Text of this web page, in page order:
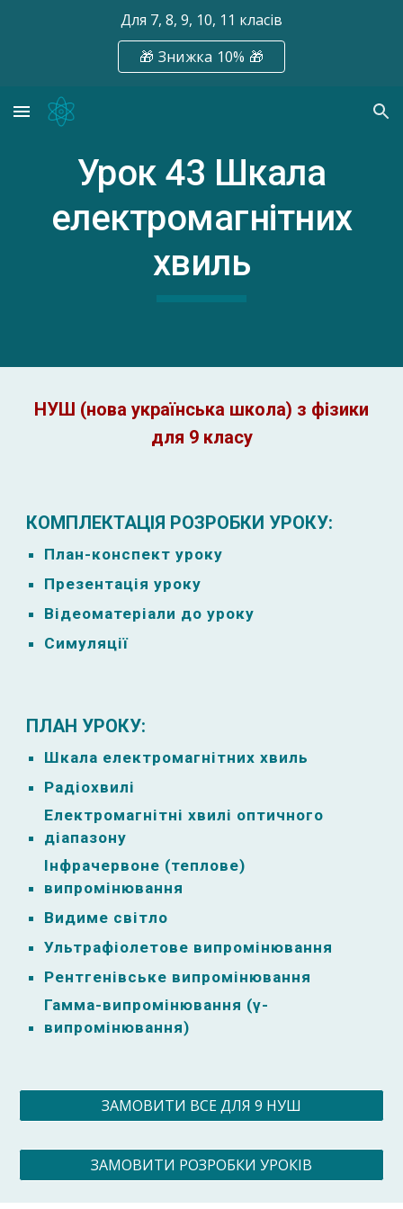
Skip to main content
Для 7, 8, 9, 10, 11 класів
🎁 Знижка 10% 🎁
Урок 43 Шкала
електромагнітних
хвиль
НУШ (нова українська школа) з фізики
для 9 класу
КОМПЛЕКТАЦІЯ РОЗРОБКИ УРОКУ:
План-конспект уроку
Презентація уроку
Відеоматеріали до уроку
Симуляції
ПЛАН УРОКУ:
Шкала електромагнітних хвиль
Радіохвилі
Електромагнітні хвилі оптичного
діапазону
Інфрачервоне (теплове)
випромінювання
Видиме світло
Ультрафіолетове випромінювання
Рентгенівське випромінювання
Гамма-випромінювання (γ-
випромінювання)
ЗАМОВИТИ ВСЕ ДЛЯ 9 НУШ
ЗАМОВИТИ РОЗРОБКИ УРОКІВ